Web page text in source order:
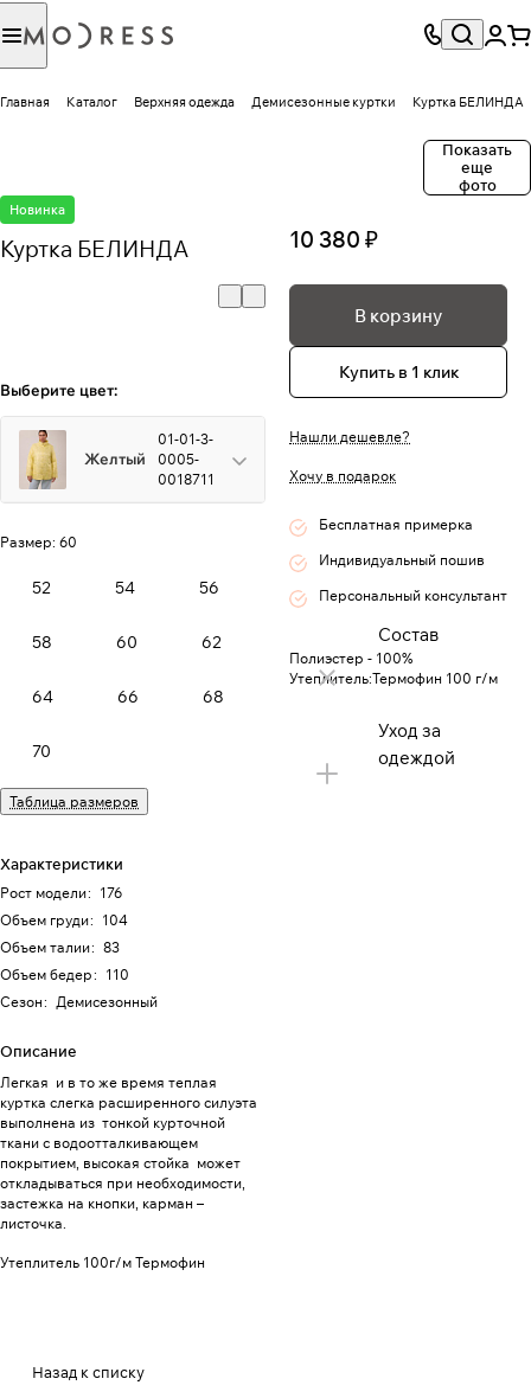
Главная Каталог Верхняя одежда Демисезонные куртки Куртка БЕЛИНДА
Показать
еще
фото
Новинка
Куртка БЕЛИНДА
Выберите цвет:
Желтый
01-01-3-
0005-
0018711
Размер: 60
52 54 56
58 60 62
64 66 68
70
Таблица размеров
Характеристики
Рост модели: 176
Объем груди: 104
Объем талии: 83
Объем бедер: 110
Сезон: Демисезонный
Описание
Легкая и в то же время теплая
куртка слегка расширенного силуэта
выполнена из тонкой курточной
ткани с водоотталкивающем
покрытием, высокая стойка может
откладываться при необходимости,
застежка на кнопки, карман –
листочка.
Утеплитель 100г/м Термофин
10 380 ₽
В корзину
Купить в 1 клик
Нашли дешевле?
Хочу в подарок
Бесплатная примерка
Индивидуальный пошив
Персональный консультант
Состав
Полиэстер - 100%
Утеплитель:Термофин 100 г/м
Уход за
одеждой
Назад к списку